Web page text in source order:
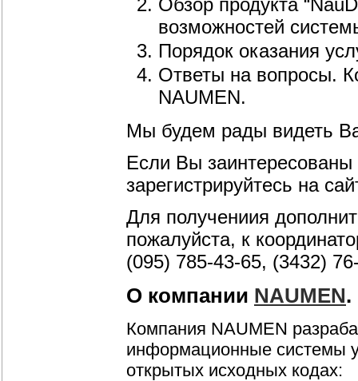
возможностей
Порядок оказания
Ответы на вопросы.
NAUMEN.
Mы будем рады видеть
Если Вы заинтересованы
зарегистрируйтесь на
Для получениия
пожалуйста, к
(095) 785-43-65, (3432)
О компании NAUMEN.
Компания NAUMEN
информационные системы
открытых исходных кодах: